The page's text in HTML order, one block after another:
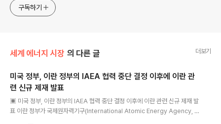
구독하기
세계 에너지 시장 의 다른 글 더보기
미국 정부, 이란 정부의 IAEA 협력 중단 결정 이후에 이란 관
련 신규 제재 발표
▣ 미국 정부, 이란 정부의 IAEA 협력 중단 결정 이후에 이란 관련 신규 제재 발
표 이란 정부가 국제원자력기구(International Atomic Energy Agency, I